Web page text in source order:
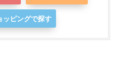
ッピングで探す